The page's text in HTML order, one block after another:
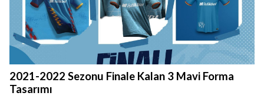
2021-2022 Sezonu Finale Kalan 3 Mavi Forma
Tasarımı